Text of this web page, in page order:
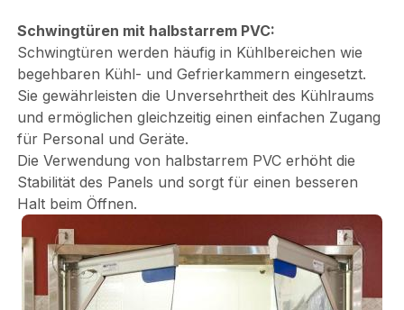
Schwingtüren mit halbstarrem PVC:
Schwingtüren werden häufig in Kühlbereichen wie
begehbaren Kühl- und Gefrierkammern eingesetzt.
Sie gewährleisten die Unversehrtheit des Kühlraums
und ermöglichen gleichzeitig einen einfachen Zugang
für Personal und Geräte.
Die Verwendung von halbstarrem PVC erhöht die
Stabilität des Panels und sorgt für einen besseren
Halt beim Öffnen.